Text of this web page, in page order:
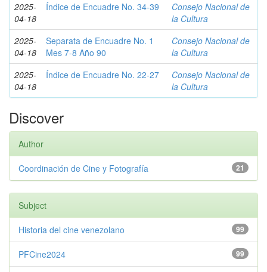
2025-
04-18
Índice de Encuadre No. 34-39
Consejo Nacional de
la Cultura
2025-
04-18
Separata de Encuadre No. 1
Mes 7-8 Año 90
Consejo Nacional de
la Cultura
2025-
04-18
Índice de Encuadre No. 22-27
Consejo Nacional de
la Cultura
Discover
Author
21
Coordinación de Cine y Fotografía
Subject
99
Historia del cine venezolano
99
PFCine2024